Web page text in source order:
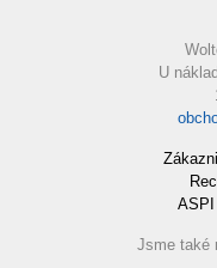
U
ASPI
Jsme také